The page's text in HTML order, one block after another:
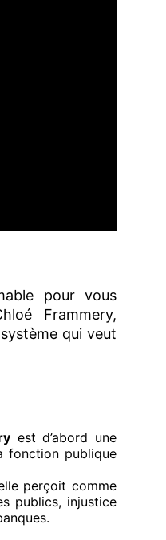
pour vous
Frammery,
qui veut
est d’abord une
fonction publique
perçoit comme
publics, injustice